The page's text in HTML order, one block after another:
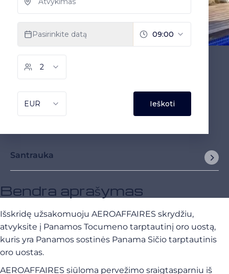
Santrauka
Bendra aprašymas
Išskridę užsakomuoju AEROAFFAIRES skrydžiu,
atvyksite į Panamos Tocumeno tarptautinį oro uostą,
kuris yra Panamos sostinės Panama Sičio tarptautinis
oro uostas.
AEROAFFAIRES siūloma pervežimo sraigtasparniu iš